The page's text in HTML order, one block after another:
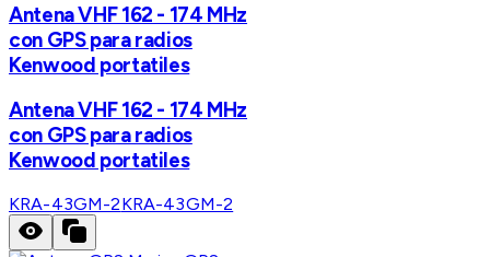
Antena VHF 162 - 174 MHz
con GPS para radios
Kenwood portatiles
Antena VHF 162 - 174 MHz
con GPS para radios
Kenwood portatiles
KRA-43GM-2KRA-43GM-2